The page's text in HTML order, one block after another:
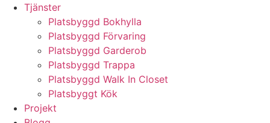
Tjänster
Platsbyggd Bokhylla
Platsbyggd Förvaring
Platsbyggd Garderob
Platsbyggd Trappa
Platsbyggd Walk In Closet
Platsbyggt Kök
Projekt